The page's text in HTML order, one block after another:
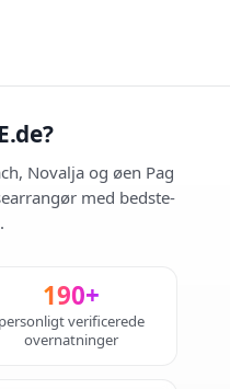
Novalja og øen Pag
med bedste-
190+
personligt verificerede
overnatninger